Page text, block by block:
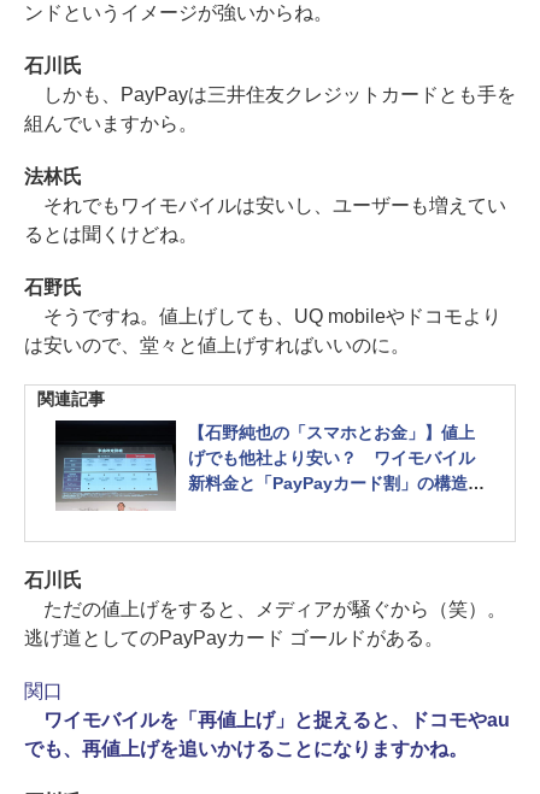
ンドというイメージが強いからね。
石川氏
しかも、PayPayは三井住友クレジットカードとも手を
組んでいますから。
法林氏
それでもワイモバイルは安いし、ユーザーも増えてい
るとは聞くけどね。
石野氏
そうですね。値上げしても、UQ mobileやドコモより
は安いので、堂々と値上げすればいいのに。
関連記事
【石野純也の「スマホとお金」】値上
げでも他社より安い？ ワイモバイル
新料金と「PayPayカード割」の構造を
石川氏
ただの値上げをすると、メディアが騒ぐから（笑）。
逃げ道としてのPayPayカード ゴールドがある。
関口
ワイモバイルを「再値上げ」と捉えると、ドコモやau
でも、再値上げを追いかけることになりますかね。